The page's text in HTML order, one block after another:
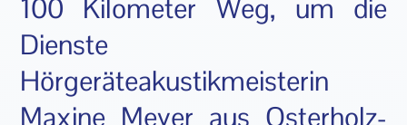
100 Kilometer Weg, um die
Dienste
Hörgeräteakustikmeisterin
Maxine Meyer aus Osterholz-